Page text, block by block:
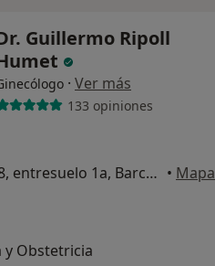
Guillermo Ripoll
· Ver más
133 opiniones
Cl. Madrazo, 24-28, entresuelo 1a, Barcelona • Mapa
y Obstetricia